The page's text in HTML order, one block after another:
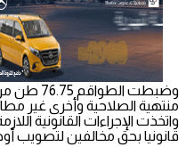
وضبطت
منتهية الصلاحية وأخرى غير
قانونيا بحق مخالفين لتصويب